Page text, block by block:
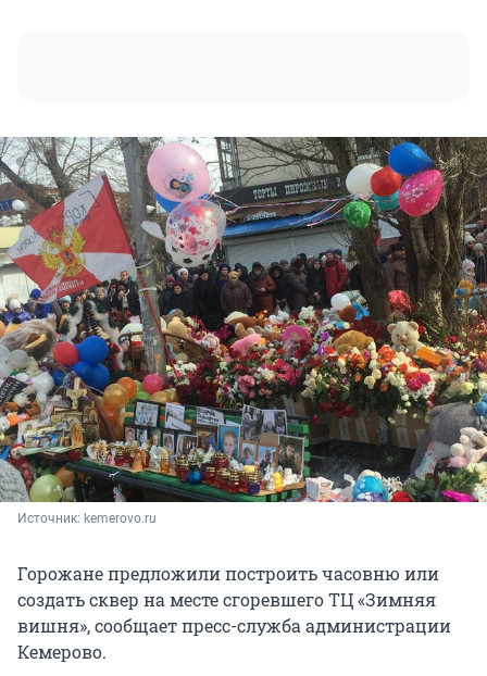
Источник: kemerovo.ru
Горожане предложили построить часовню или
создать сквер на месте сгоревшего ТЦ «Зимняя
вишня», сообщает пресс-служба администрации
Кемерово.